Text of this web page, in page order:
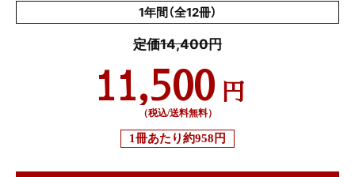
1年間（全12冊）
定価14,400円
11,500 円
（税込/送料無料）
1冊あたり約958円